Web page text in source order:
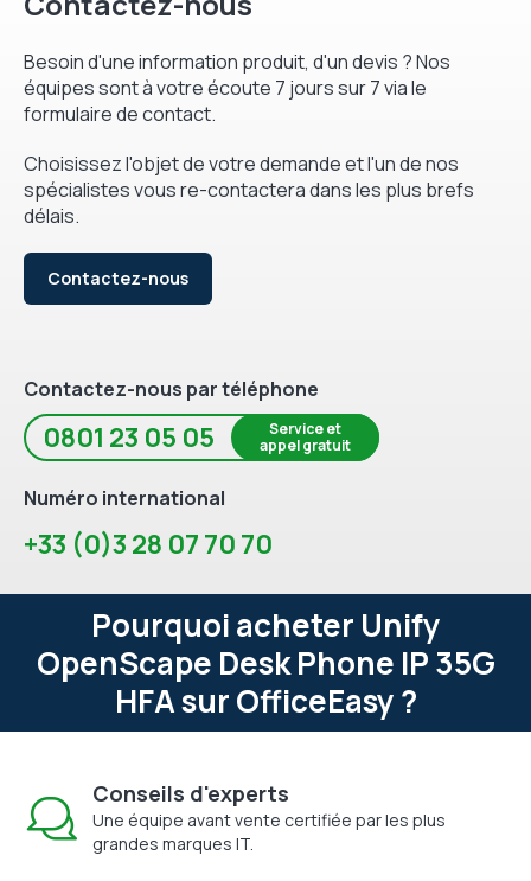
Besoin d'une information produit, d'un devis ? Nos
équipes sont à votre écoute 7 jours sur 7 via le
formulaire de contact.
Choisissez l'objet de votre demande et l'un de nos
spécialistes vous re-contactera dans les plus brefs
délais.
Contactez-nous
Contactez-nous par téléphone
0801 23 05 05
Service et
appel gratuit
Numéro international
+33 (0)3 28 07 70 70
Pourquoi acheter Unify
OpenScape Desk Phone IP 35G
HFA sur OfficeEasy ?
Conseils d'experts
Une équipe avant vente certifiée par les plus
grandes marques IT.